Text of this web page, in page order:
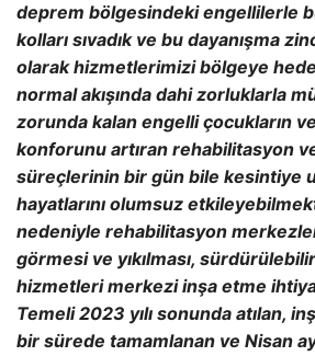
deprem bölgesindeki engellilerle
kolları sıvadık ve bu dayanışma
olarak hizmetlerimizi bölgeye
normal akışında dahi zorluklarla
zorunda kalan engelli çocukların
konforunu artıran rehabilitasyon
süreçlerinin bir gün bile kesintiye
hayatlarını olumsuz
nedeniyle rehabilitasyon
görmesi ve yıkılması,
hizmetleri merkezi inşa etme
Temeli 2023 yılı sonunda atılan,
bir sürede tamamlanan ve Nisan